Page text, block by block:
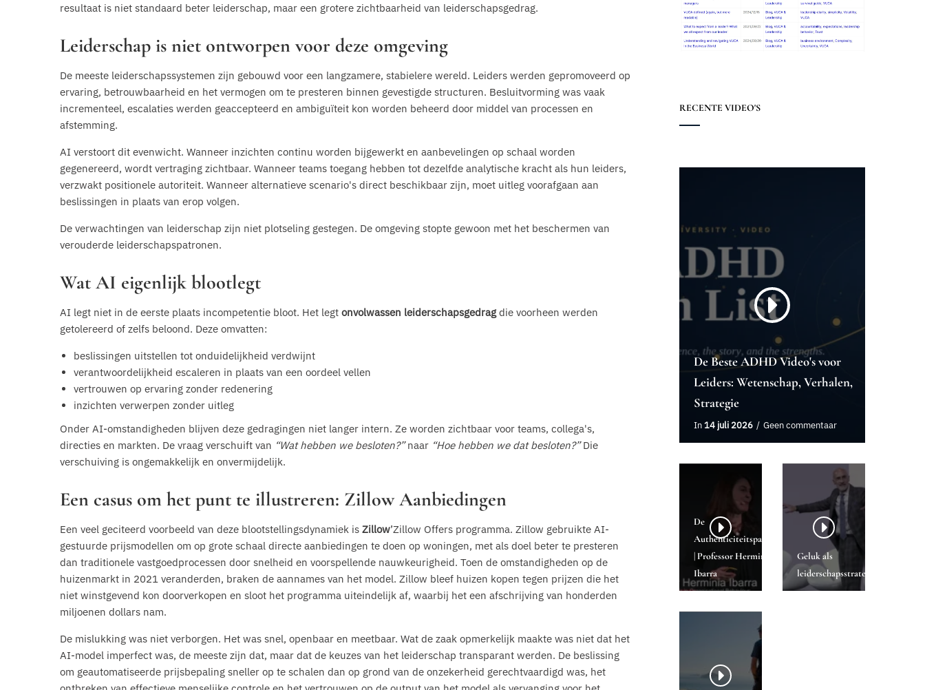
resultaat is niet standaard beter leiderschap, maar een grotere zichtbaarheid van leiderschapsgedrag.
Leiderschap is niet ontworpen voor deze omgeving
De meeste leiderschapssystemen zijn gebouwd voor een langzamere, stabielere wereld. Leiders werden gepromoveerd op
ervaring, betrouwbaarheid en het vermogen om te presteren binnen gevestigde structuren. Besluitvorming was vaak
incrementeel, escalaties werden geaccepteerd en ambiguïteit kon worden beheerd door middel van processen en
afstemming.
AI verstoort dit evenwicht. Wanneer inzichten continu worden bijgewerkt en aanbevelingen op schaal worden
gegenereerd, wordt vertraging zichtbaar. Wanneer teams toegang hebben tot dezelfde analytische kracht als hun leiders,
verzwakt positionele autoriteit. Wanneer alternatieve scenario's direct beschikbaar zijn, moet uitleg voorafgaan aan
beslissingen in plaats van erop volgen.
De verwachtingen van leiderschap zijn niet plotseling gestegen. De omgeving stopte gewoon met het beschermen van
verouderde leiderschapspatronen.
Wat AI eigenlijk blootlegt
AI legt niet in de eerste plaats incompetentie bloot. Het legt onvolwassen leiderschapsgedragdie voorheen werden
getolereerd of zelfs beloond. Deze omvatten:
beslissingen uitstellen tot onduidelijkheid verdwijnt
verantwoordelijkheid escaleren in plaats van een oordeel vellen
vertrouwen op ervaring zonder redenering
inzichten verwerpen zonder uitleg
Onder AI-omstandigheden blijven deze gedragingen niet langer intern. Ze worden zichtbaar voor teams, collega's,
directies en markten. De vraag verschuift van “Wat hebben we besloten?”naar “Hoe hebben we dat besloten?”Die
verschuiving is ongemakkelijk en onvermijdelijk.
Een casus om het punt te illustreren: Zillow Aanbiedingen
Een veel geciteerd voorbeeld van deze blootstellingsdynamiek is Zillow’Zillow Offers programma. Zillow gebruikte AI-
gestuurde prijsmodellen om op grote schaal directe aanbiedingen te doen op woningen, met als doel beter te presteren
dan traditionele vastgoedprocessen door snelheid en voorspellende nauwkeurigheid. Toen de omstandigheden op de
huizenmarkt in 2021 veranderden, braken de aannames van het model. Zillow bleef huizen kopen tegen prijzen die het
niet winstgevend kon doorverkopen en sloot het programma uiteindelijk af, waarbij het een afschrijving van honderden
miljoenen dollars nam.
De mislukking was niet verborgen. Het was snel, openbaar en meetbaar. Wat de zaak opmerkelijk maakte was niet dat het
AI-model imperfect was, de meeste zijn dat, maar dat de keuzes van het leiderschap transparant werden. De beslissing
om geautomatiseerde prijsbepaling sneller op te schalen dan op grond van de onzekerheid gerechtvaardigd was, het
RECENTE VIDEO'S
De Beste ADHD Video's voor
Leiders: Wetenschap, Verhalen,
Strategie
In14 juli 2026 Geen commentaar
De
Authenticiteitsparadox
| Professor Herminia
Ibarra
Geluk als
leiderschapsstrategie